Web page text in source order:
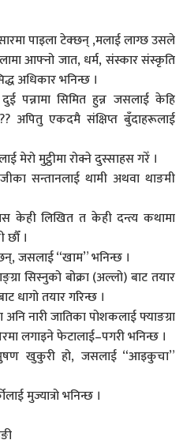
पाइला टेक्छन् ,मलाई लाग्छ उसले
आफ्नो जात, धर्म, संस्कार संस्कृति
अधिकार भनिन्छ ।
पन्नामा सिमित हुन्न जसलाई केहि
अपितु एकदमै संक्षिप्त बुँदाहरूलाई
मुट्ठीमा रोक्ने दुस्साहस गरेँ ।
सन्तानलाई थामी अथवा थाङमी
केही लिखित त केही दन्त्य कथामा
छौँ ।
जसलाई “खाम” भनिन्छ ।
सिस्नुको बोक्रा (अल्लो) बाट तयार
धागो तयार गरिन्छ ।
नारी जातिका पोशकलाई फ्याङग्रा
लगाइने फेटालाई–पगरी भनिन्छ ।
खुकुरी हो, जसलाई “आइकुचा”
मुज्यात्रो भनिन्छ ।